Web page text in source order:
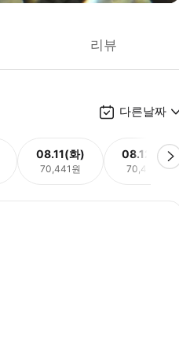
리뷰
다른날짜
08.11(화)
70,441원
08.12(수)
70,441원